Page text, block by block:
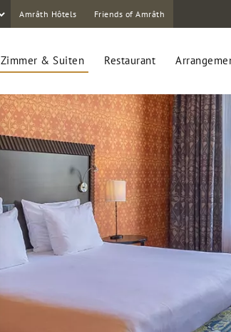
Amrâth Hôtels Friends of Amrâth
Zimmer & Suiten Restaurant